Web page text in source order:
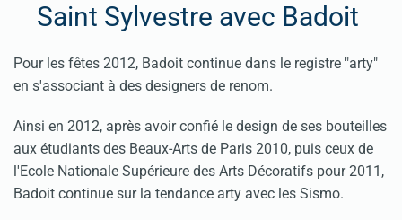
Saint Sylvestre avec Badoit
Pour les fêtes 2012, Badoit continue dans le registre "arty"
en s'associant à des designers de renom.
Ainsi en 2012, après avoir confié le design de ses bouteilles
aux étudiants des Beaux-Arts de Paris 2010, puis ceux de
l'Ecole Nationale Supérieure des Arts Décoratifs pour 2011,
Badoit continue sur la tendance arty avec les Sismo.